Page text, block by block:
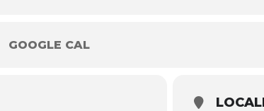
GOOGLE CAL